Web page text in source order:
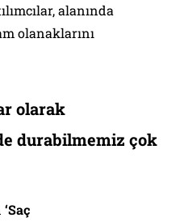
alanında
olanaklarını
olarak
durabilmemiz çok
‘Saç